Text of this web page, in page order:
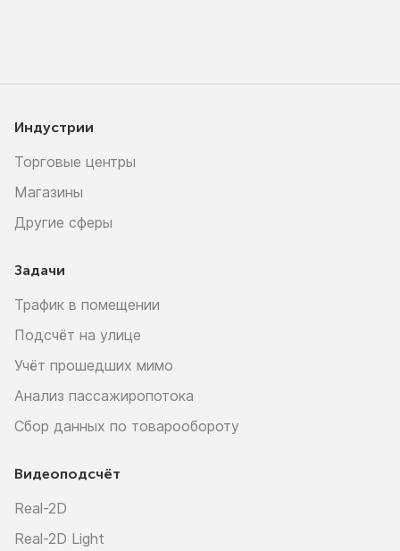
Индустрии
Торговые центры
Магазины
Другие сферы
Задачи
Трафик в помещении
Подсчёт на улице
Учёт прошедших мимо
Анализ пассажиропотока
Сбор данных по товарообороту
Видеоподсчёт
Real-2D
Real-2D Light